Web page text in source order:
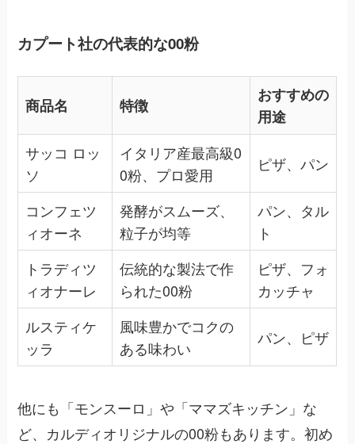
カプート社の代表的な00粉
商品名 特徴
おすすめの
用途
サッコ ロッ
ソ
イタリア産最高級0
0粉、プロ愛用
ピザ、パン
コンフェツ
ィオーネ
発酵がスムーズ、
粒子が均等
パン、タル
ト
トラディツ
ィオナーレ
伝統的な製法で作
られた00粉
ピザ、フォ
カッチャ
ルスティケ
ッラ
風味豊かでコクの
ある味わい
パン、ピザ
他にも「モンスーロ」や「ママズキッチン」な
ど、カルディオリジナルの00粉もあります。初め